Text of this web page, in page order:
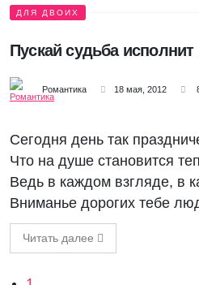
ДЛЯ ДВОИХ
Пускай судьба
Романтика 18 мая, 2012
Сегодня день так
Что на душе становится
Ведь в каждом взгляде, в
Вниманье дорогих тебе
Читать далее